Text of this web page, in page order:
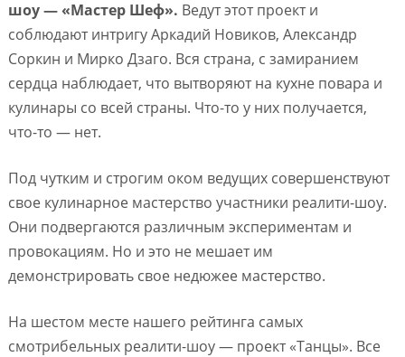
шоу — «Мастер Шеф». Ведут этот проект и
соблюдают интригу Аркадий Новиков, Александр
Соркин и Мирко Дзаго. Вся страна, с замиранием
сердца наблюдает, что вытворяют на кухне повара и
кулинары со всей страны. Что-то у них получается,
что-то — нет.
Под чутким и строгим оком ведущих совершенствуют
свое кулинарное мастерство участники реалити-шоу.
Они подвергаются различным экспериментам и
провокациям. Но и это не мешает им
демонстрировать свое недюжее мастерство.
На шестом месте нашего рейтинга самых
смотрибельных реалити-шоу — проект «Танцы». Все